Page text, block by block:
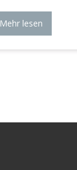
Mehr lesen